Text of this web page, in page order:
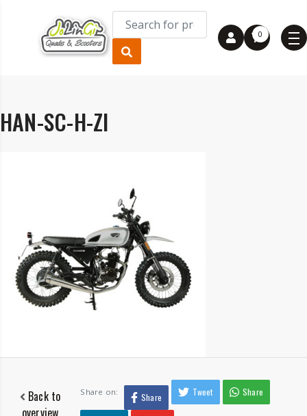
0
HAN-SC-H-ZI
Back to
overview
Share on: Share Tweet Share